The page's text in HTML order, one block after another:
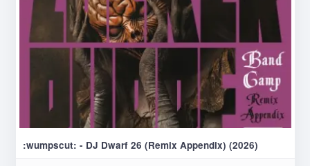
:wumpscut: - DJ Dwarf 26 (Remix Appendix) (2026)